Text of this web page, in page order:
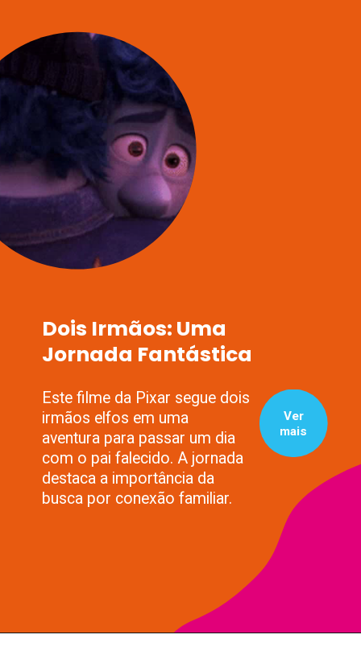
Dois Irmãos: Uma
Jornada Fantástica
Ver
mais
Este filme da Pixar segue dois
irmãos elfos em uma
aventura para passar um dia
com o pai falecido. A jornada
destaca a importância da
busca por conexão familiar.